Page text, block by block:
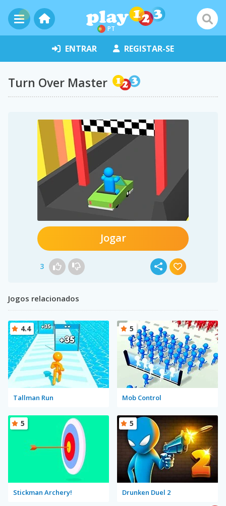
PT
ENTRAR REGISTAR-SE
Turn Over Master
Jogar
3
Jogos relacionados
Tallman Run
4.4
Mob Control
5
Stickman Archery!
5
Drunken Duel 2
5